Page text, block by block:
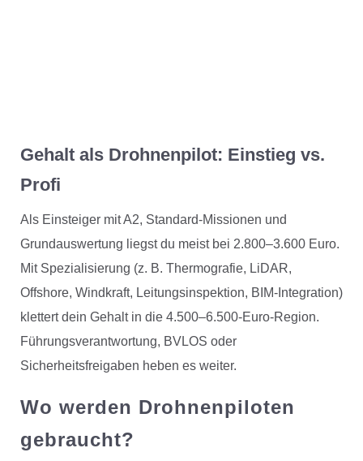
Gehalt als Drohnenpilot: Einstieg vs.
Profi
Als Einsteiger mit A2, Standard-Missionen und
Grundauswertung liegst du meist bei 2.800–3.600 Euro.
Mit Spezialisierung (z. B. Thermografie, LiDAR,
Offshore, Windkraft, Leitungsinspektion, BIM-Integration)
klettert dein Gehalt in die 4.500–6.500-Euro-Region.
Führungsverantwortung, BVLOS oder
Sicherheitsfreigaben heben es weiter.
Wo werden Drohnenpiloten
gebraucht?